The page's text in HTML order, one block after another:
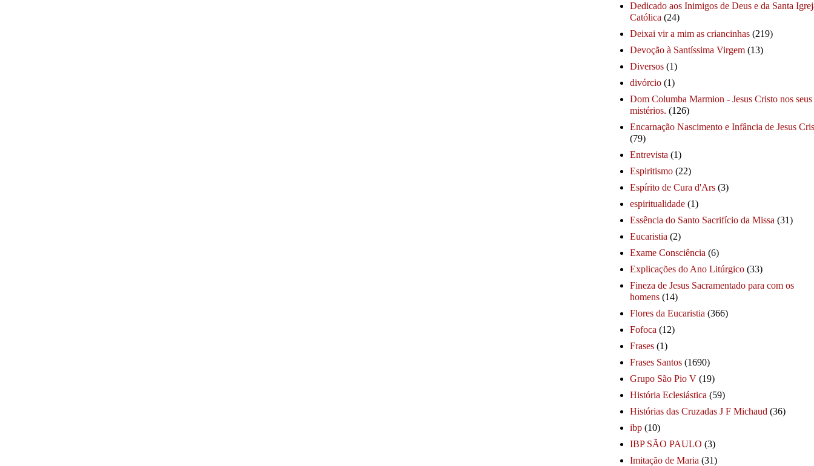
Dedicado aos Inimigos de Deus e da Santa
Católica (24)
Deixai vir a mim as criancinhas (219)
Devoção à Santíssima Virgem (13)
Diversos (1)
divórcio (1)
Dom Columba Marmion - Jesus Cristo nos seus
mistérios. (126)
Encarnação Nascimento e Infância de Jesus
(79)
Entrevista (1)
Espiritismo (22)
Espírito de Cura d'Ars (3)
espiritualidade (1)
Essência do Santo Sacrifício da Missa (31)
Eucaristia (2)
Exame Consciência (6)
Explicações do Ano Litúrgico (33)
Fineza de Jesus Sacramentado para com os
homens (14)
Flores da Eucaristia (366)
Fofoca (12)
Frases (1)
Frases Santos (1690)
Grupo São Pio V (19)
História Eclesiástica (59)
Histórias das Cruzadas J F Michaud (36)
ibp (10)
IBP SÃO PAULO (3)
Imitação de Maria (31)